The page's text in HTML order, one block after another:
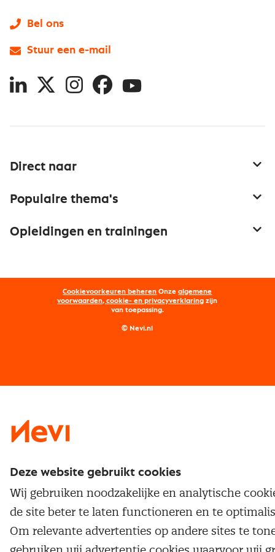
Direct naar
Netwerk en communities
Word lid van Nevi
Nevi PMI®
Populaire thema's
Onderhandelen
Opleidingen en trainingen
Opleidingen
Maatwerk
Bel ons
Stuur een e-mail
LinkedIn
X InstagramFacebookYouTube
Cookievoorkeuren beheren Onzealgemene
voorwaarden, cookie- en privacyverklaring zijn
van toepassing.
© Nevi.nl
Deze website gebruikt cookies
Wij gebruiken noodzakelijke en analytische
de site beter te laten functioneren en te
Om relevante advertenties op andere sites te